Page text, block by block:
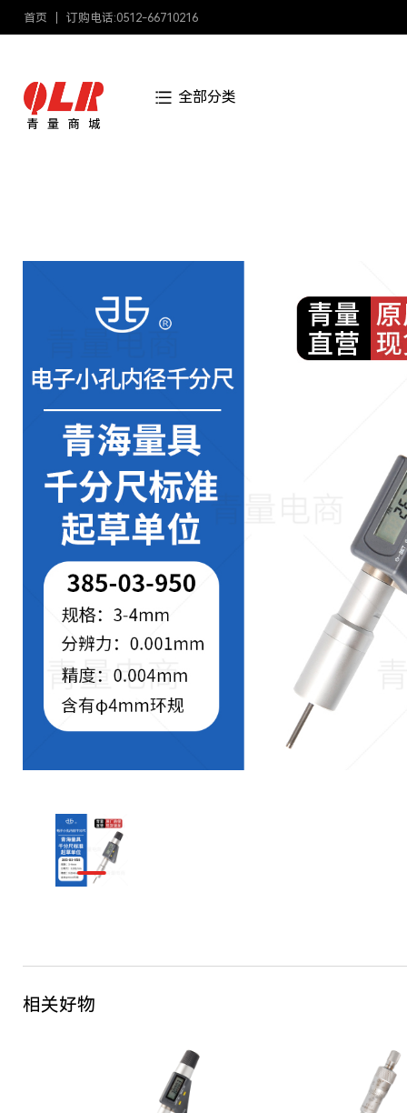
首页 订购电话:0512-66710216
全部分类
相关好物